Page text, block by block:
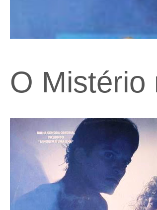
O Mistério